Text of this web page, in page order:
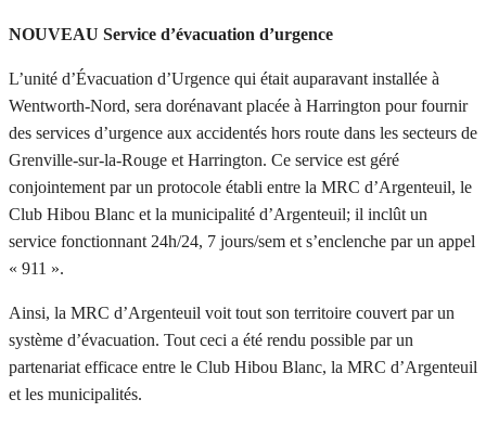
NOUVEAU Service d’évacuation d’urgence
L’unité d’Évacuation d’Urgence qui était auparavant installée à
Wentworth-Nord, sera dorénavant placée à Harrington pour fournir
des services d’urgence aux accidentés hors route dans les secteurs de
Grenville-sur-la-Rouge et Harrington. Ce service est géré
conjointement par un protocole établi entre la MRC d’Argenteuil, le
Club Hibou Blanc et la municipalité d’Argenteuil; il inclût un
service fonctionnant 24h/24, 7 jours/sem et s’enclenche par un appel
« 911 ».
Ainsi, la MRC d’Argenteuil voit tout son territoire couvert par un
système d’évacuation. Tout ceci a été rendu possible par un
partenariat efficace entre le Club Hibou Blanc, la MRC d’Argenteuil
et les municipalités.